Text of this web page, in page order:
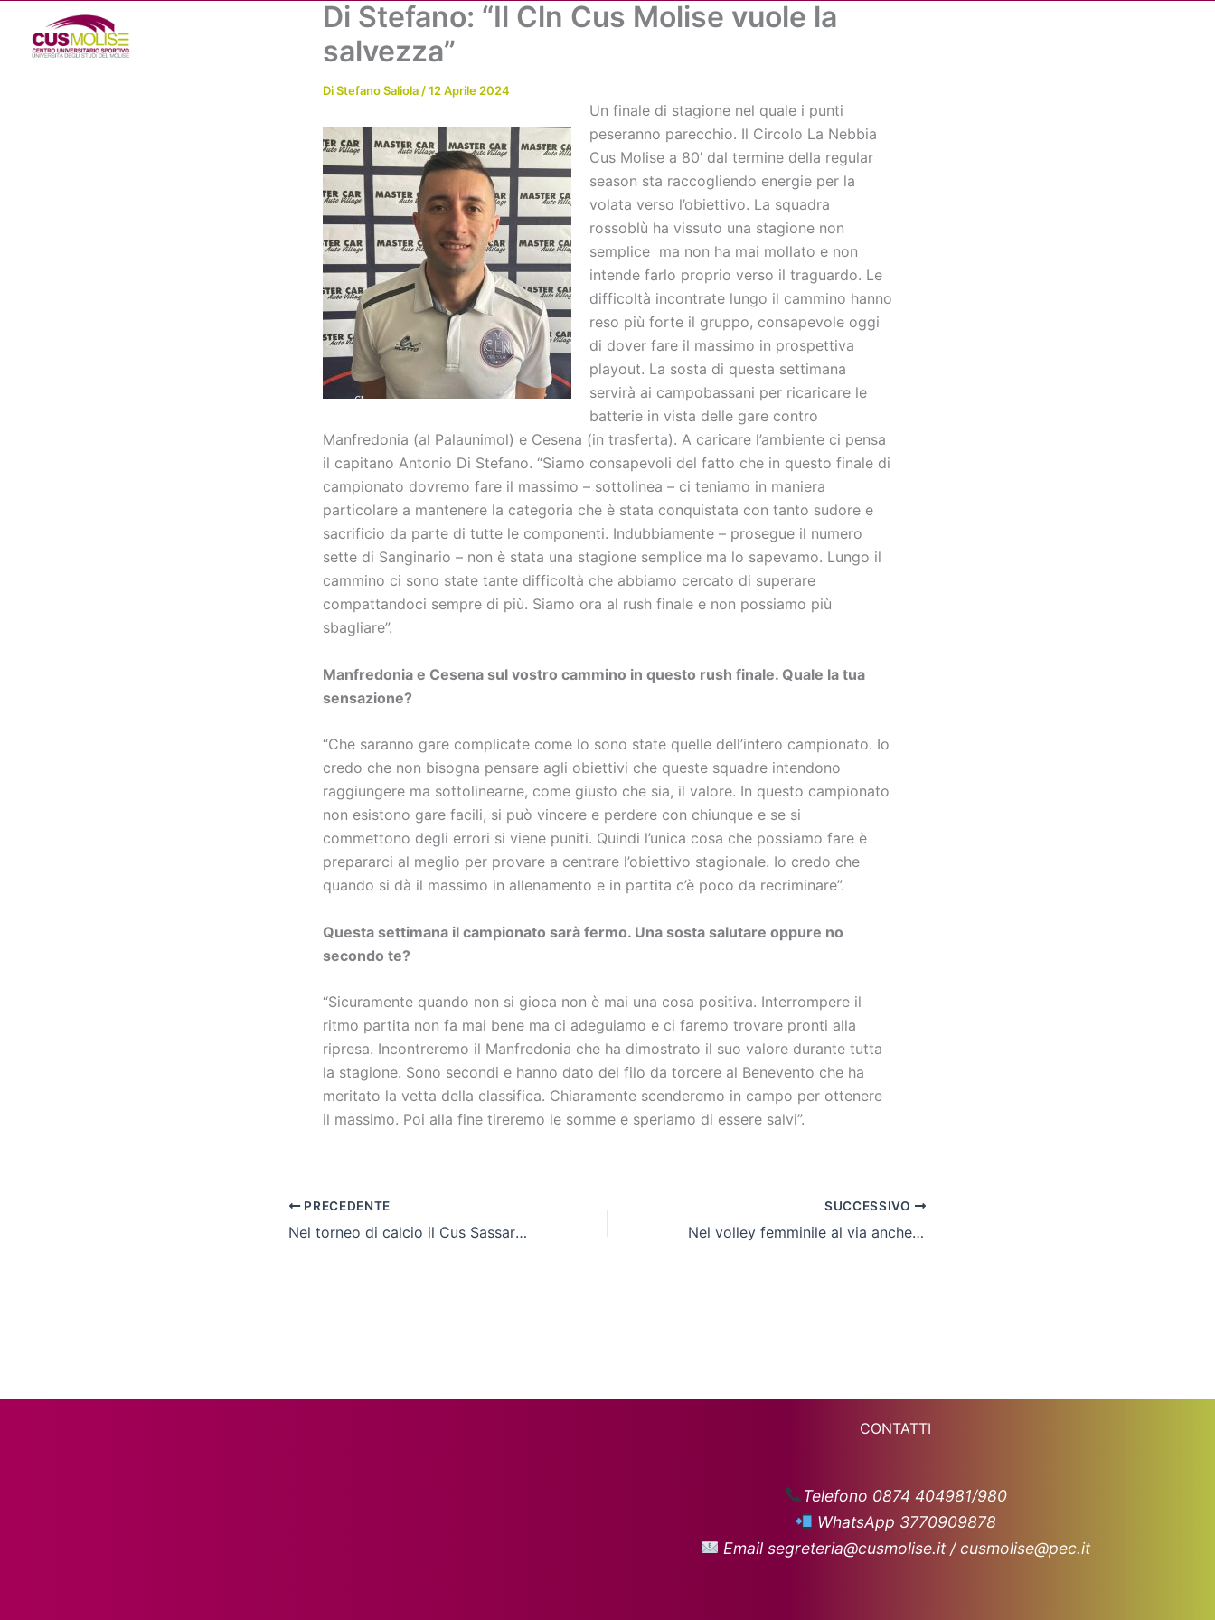
contenuto
Di Stefano: “Il Cln Cus Molise vuole la
salvezza”
DiStefano Saliola /12 Aprile 2024
Un finale di stagione nel quale i punti
peseranno parecchio. Il Circolo La Nebbia
Cus Molise a 80’ dal termine della regular
season sta raccogliendo energie per la
volata verso l’obiettivo. La squadra
rossoblù ha vissuto una stagione non
semplice ma non ha mai mollato e non
intende farlo proprio verso il traguardo. Le
difficoltà incontrate lungo il cammino hanno
reso più forte il gruppo, consapevole oggi
di dover fare il massimo in prospettiva
playout. La sosta di questa settimana
servirà ai campobassani per ricaricare le
batterie in vista delle gare contro
Manfredonia (al Palaunimol) e Cesena (in trasferta). A caricare l’ambiente ci pensa
il capitano Antonio Di Stefano. “Siamo consapevoli del fatto che in questo finale di
campionato dovremo fare il massimo – sottolinea – ci teniamo in maniera
particolare a mantenere la categoria che è stata conquistata con tanto sudore e
sacrificio da parte di tutte le componenti. Indubbiamente – prosegue il numero
sette di Sanginario – non è stata una stagione semplice ma lo sapevamo. Lungo il
cammino ci sono state tante difficoltà che abbiamo cercato di superare
compattandoci sempre di più. Siamo ora al rush finale e non possiamo più
sbagliare”.
Manfredonia e Cesena sul vostro cammino in questo rush finale. Quale la tua
sensazione?
“Che saranno gare complicate come lo sono state quelle dell’intero campionato. Io
credo che non bisogna pensare agli obiettivi che queste squadre intendono
raggiungere ma sottolinearne, come giusto che sia, il valore. In questo campionato
non esistono gare facili, si può vincere e perdere con chiunque e se si
commettono degli errori si viene puniti. Quindi l’unica cosa che possiamo fare è
prepararci al meglio per provare a centrare l’obiettivo stagionale. Io credo che
quando si dà il massimo in allenamento e in partita c’è poco da recriminare”.
Questa settimana il campionato sarà fermo. Una sosta salutare oppure no
secondo te?
“Sicuramente quando non si gioca non è mai una cosa positiva. Interrompere il
ritmo partita non fa mai bene ma ci adeguiamo e ci faremo trovare pronti alla
ripresa. Incontreremo il Manfredonia che ha dimostrato il suo valore durante tutta
la stagione. Sono secondi e hanno dato del filo da torcere al Benevento che ha
meritato la vetta della classifica. Chiaramente scenderemo in campo per ottenere
il massimo. Poi alla fine tireremo le somme e speriamo di essere salvi”.
PRECEDENTE
Nel torneo di calcio il Cus Sassari di Cossu pronto a dire la sua
SUCCESSIVO
Nel volley femminile al via anche il Cus Camerino
CONTATTI
Telefono 0874 404981/980
WhatsApp 3770909878
Email segreteria@cusmolise.it / cusmolise@pec.it